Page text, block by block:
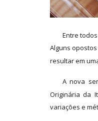
Entre
Alguns
resultar em
A nova
Originária da
variações e